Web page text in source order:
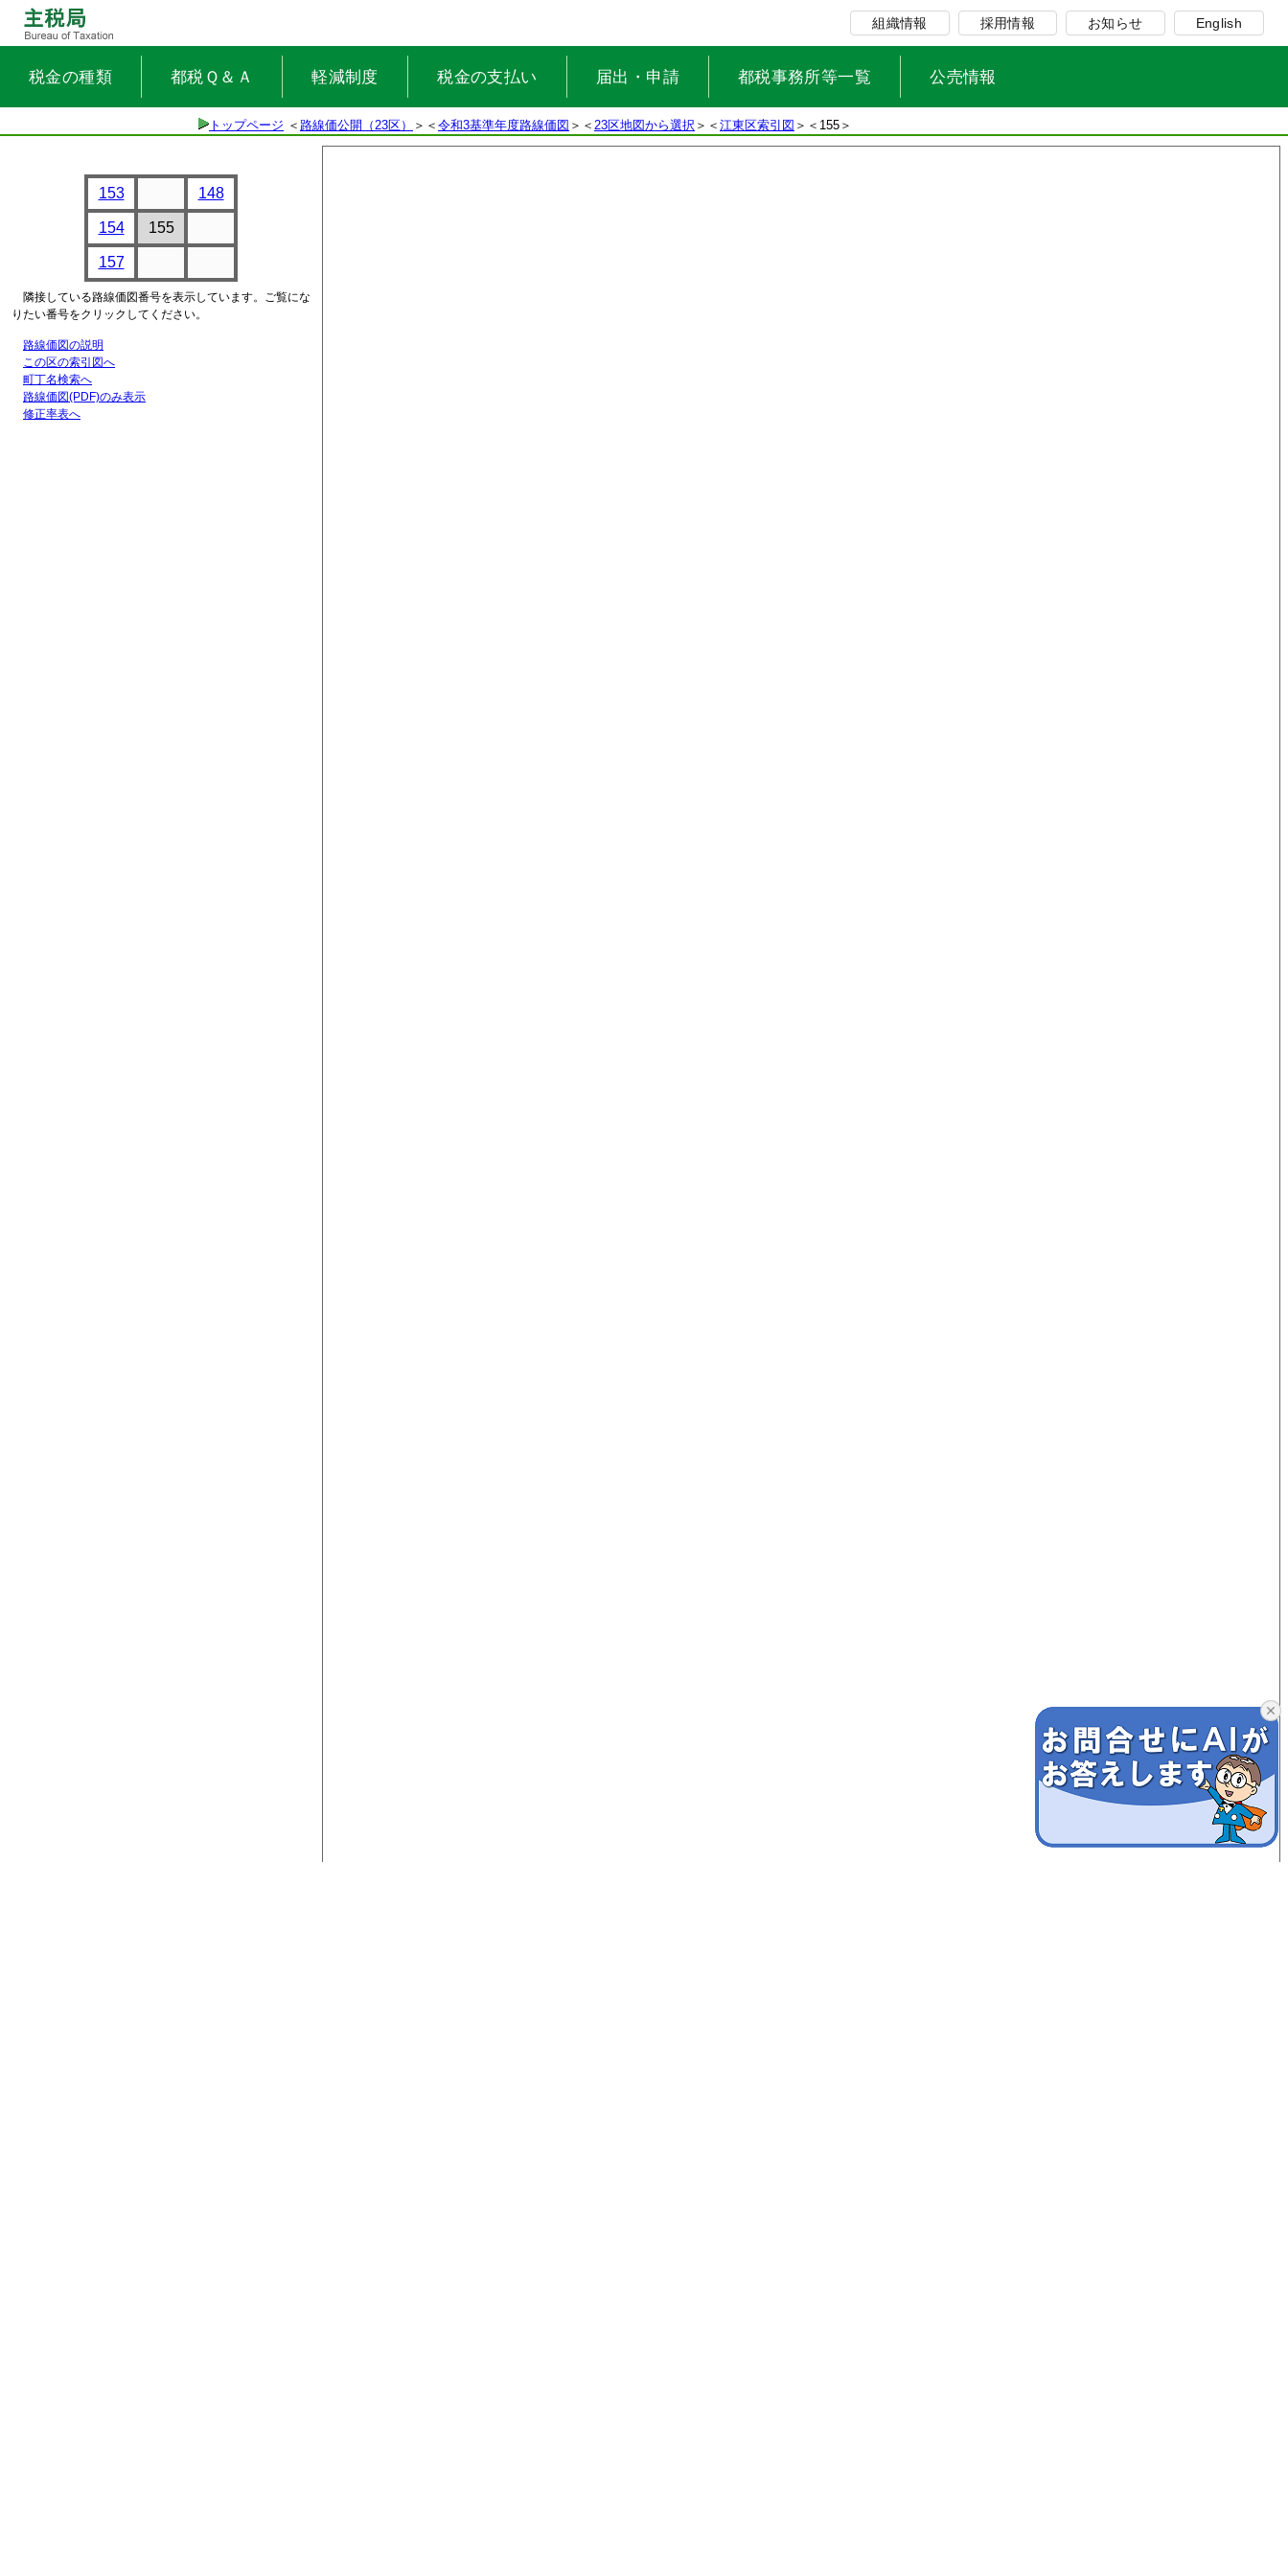
組織情報 採用情報 お知らせ English
税金の種類 都税Ｑ＆Ａ 軽減制度 税金の支払い 届出・申請 都税事務所等一覧 公売情報
トップページ ＜ 路線価公開（23区） ＞＜ 令和3基準年度路線価図 ＞＜ 23区地図から選択 ＞＜ 江東区索引図 ＞ ＜155＞
153 148
154 155
157
隣接している路線価図番号を表示しています。ご覧にな
りたい番号をクリックしてください。
路線価図の説明
この区の索引図へ
町丁名検索へ
路線価図(PDF)のみ表示
修正率表へ